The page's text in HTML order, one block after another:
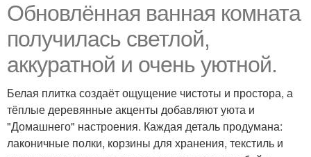
Обновлённая ванная комната
получилась светлой,
аккуратной и очень уютной.
Белая плитка создаёт ощущение чистоты и простора, а
тёплые деревянные акценты добавляют уюта и
"Домашнего" настроения. Каждая деталь продумана:
лаконичные полки, корзины для хранения, текстиль и